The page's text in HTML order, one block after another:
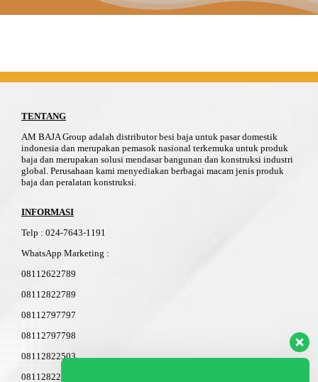
TENTANG
AM BAJA Group adalah distributor besi baja untuk pasar domestik
indonesia dan merupakan pemasok nasional terkemuka untuk produk
baja dan merupakan solusi mendasar bangunan dan konstruksi industri
global. Perusahaan kami menyediakan berbagai macam jenis produk
baja dan peralatan konstruksi.
INFORMASI
Telp : 024-7643-1191
WhatsApp Marketing :
08112622789
08112822789
08112797797
08112797798
08112822503
08112822603